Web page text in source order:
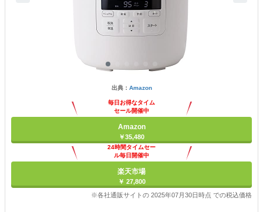
出典： Amazon
毎日お得なタイム
セール開催中
Amazon
￥35,480
24時間タイムセー
ル毎日開催中
楽天市場
￥ 27,800
※各社通販サイトの 2025年07月30日時点 での税込価格